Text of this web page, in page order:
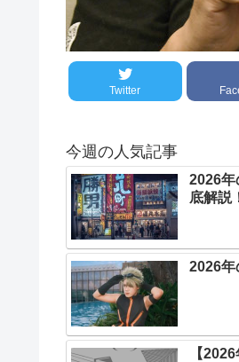
Twitter
今週の人気記事
2026年
底解説
2026年
【